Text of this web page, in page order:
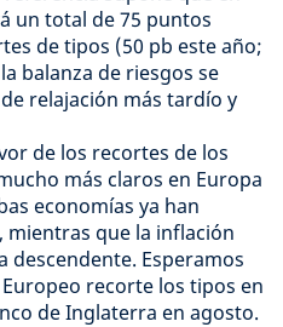
un total de 75 puntos
de tipos (50 pb este año;
balanza de riesgos se
relajación más tardío y
de los recortes de los
más claros en Europa
economías ya han
que la inflación
descendente. Esperamos
recorte los tipos en
de Inglaterra en agosto.